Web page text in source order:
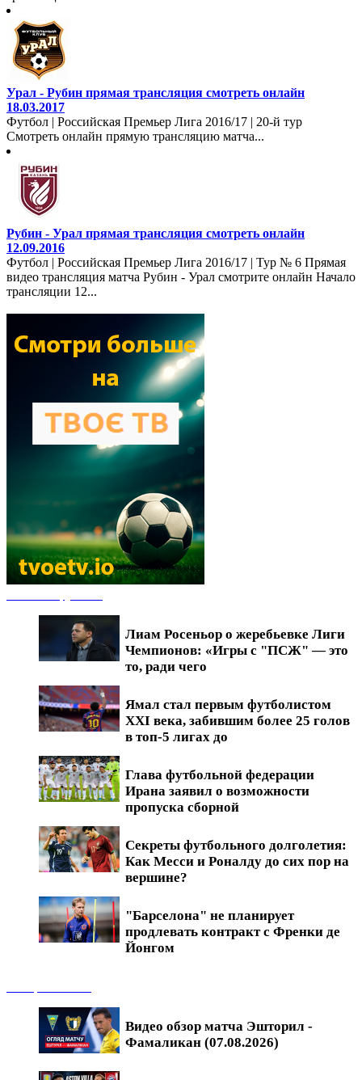
Урал - Рубин прямая трансляция смотреть онлайн
18.03.2017
Футбол | Российская Премьер Лига 2016/17 | 20-й тур
Смотреть онлайн прямую трансляцию матча...
Рубин - Урал прямая трансляция смотреть онлайн
12.09.2016
Футбол | Российская Премьер Лига 2016/17 | Тур № 6 Прямая
видео трансляция матча Рубин - Урал смотрите онлайн Начало
трансляции 12...
Лиам Росеньор о жеребьевке Лиги
Чемпионов: «Игры с "ПСЖ" — это
то, ради чего
Ямал стал первым футболистом
XXI века, забившим более 25 голов
в топ-5 лигах до
Глава футбольной федерации
Ирана заявил о возможности
пропуска сборной
Секреты футбольного долголетия:
Как Месси и Роналду до сих пор на
вершине?
"Барселона" не планирует
продлевать контракт с Френки де
Йонгом
Видео обзор матча Эшторил -
Фамаликан (07.08.2026)